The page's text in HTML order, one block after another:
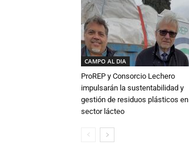
CAMPO AL DIA
ProREP y Consorcio Lechero
impulsarán la sustentabilidad y
gestión de residuos plásticos en
sector lácteo